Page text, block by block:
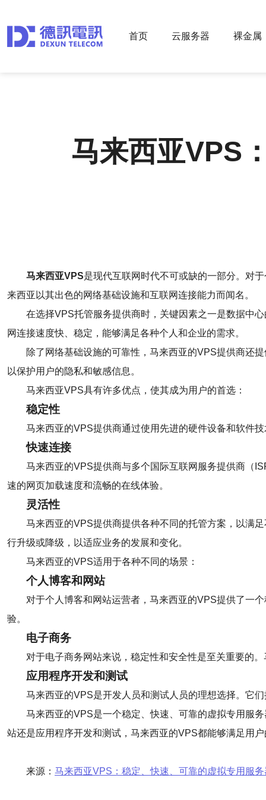
首页 云服务器 裸金属
马来西亚VPS
马来西亚VPS是现代互联网时代不可或缺的一部分。对
来西亚以其出色的网络基础设施和互联网连接能力而闻名。
在选择VPS托管服务提供商时，关键因素之一是数据中
网连接速度快、稳定，能够满足各种个人和企业的需求。
除了网络基础设施的可靠性，马来西亚的VPS提供商还
以保护用户的隐私和敏感信息。
马来西亚VPS具有许多优点，使其成为用户的首选：
稳定性
马来西亚的VPS提供商通过使用先进的硬件设备和软件
快速连接
马来西亚的VPS提供商与多个国际互联网服务提供商（
速的网页加载速度和流畅的在线体验。
灵活性
马来西亚的VPS提供商提供各种不同的托管方案，以满
行升级或降级，以适应业务的发展和变化。
马来西亚的VPS适用于各种不同的场景：
个人博客和网站
对于个人博客和网站运营者，马来西亚的VPS提供了一
验。
电子商务
对于电子商务网站来说，稳定性和安全性是至关重要的
应用程序开发和测试
马来西亚的VPS是开发人员和测试人员的理想选择。它
马来西亚的VPS是一个稳定、快速、可靠的虚拟专用服
站还是应用程序开发和测试，马来西亚的VPS都能够满足用
来源： 马来西亚VPS：稳定、快速、可靠的虚拟专用服务